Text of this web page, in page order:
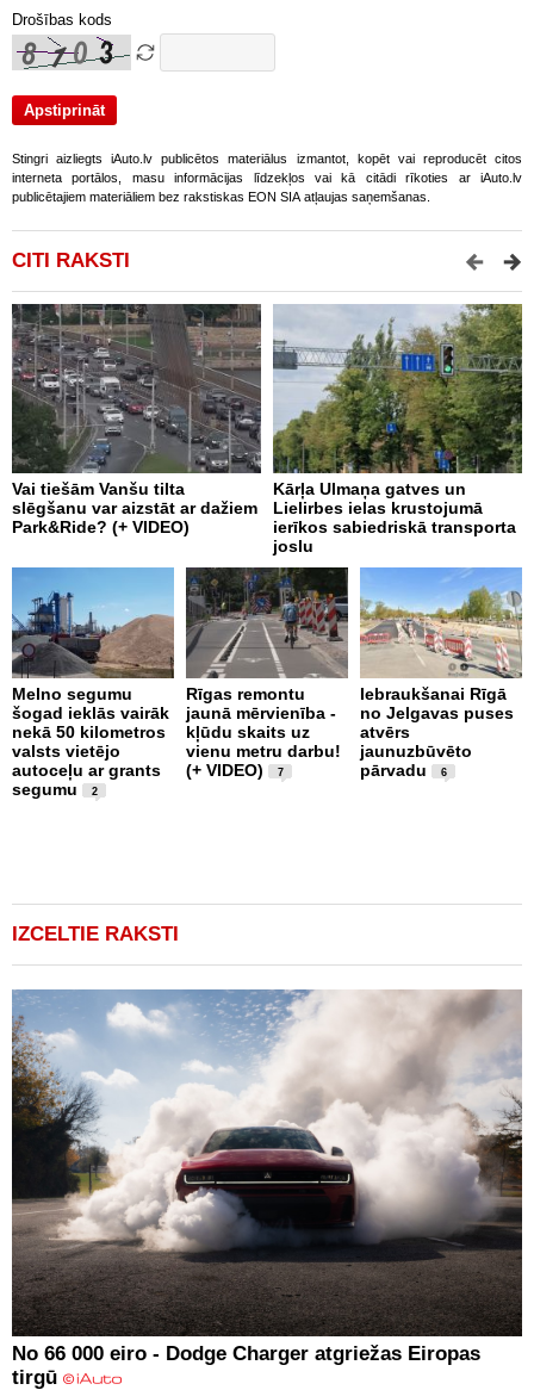
Drošības kods
Stingri aizliegts iAuto.lv publicētos materiālus izmantot, kopēt vai reproducēt citos
interneta portālos, masu informācijas līdzekļos vai kā citādi rīkoties ar iAuto.lv
publicētajiem materiāliem bez rakstiskas EON SIA atļaujas saņemšanas.
CITI RAKSTI
Vai tiešām Vanšu tilta
slēgšanu var aizstāt ar dažiem
Park&Ride? (+ VIDEO)
Kārļa Ulmaņa gatves un
Lielirbes ielas krustojumā
ierīkos sabiedriskā transporta
joslu
Melno segumu
šogad ieklās vairāk
nekā 50 kilometros
valsts vietējo
autoceļu ar grants
segumu
2
Rīgas remontu
jaunā mērvienība -
kļūdu skaits uz
vienu metru darbu!
(+ VIDEO)
7
Iebraukšanai Rīgā
no Jelgavas puses
atvērs
jaunuzbūvēto
pārvadu
6
IZCELTIE RAKSTI
No 66 000 eiro - Dodge Charger atgriežas Eiropas
tirgū